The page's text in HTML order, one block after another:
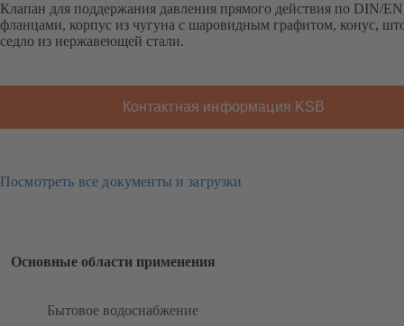
Клапан для поддержания давления прямого действия по DIN/
фланцами, корпус из чугуна с шаровидным графитом, конус,
седло из нержавеющей стали.
Контактная информация KSB
Посмотреть все документы и загрузки
Основные области применения
Бытовое водоснабжение